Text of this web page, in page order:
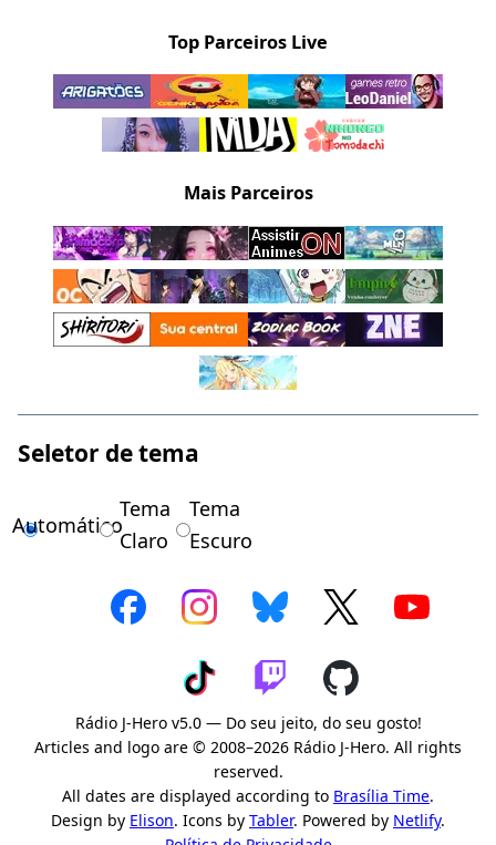
Top Parceiros Live
Mais Parceiros
Seletor de tema
Automático
Tema
Claro
Tema
Escuro
Rádio J-Hero v5.0 — Do seu jeito, do seu gosto!
Articles and logo are © 2008–2026 Rádio J-Hero. All rights
reserved.
All dates are displayed according to Brasília Time.
Design by Elison. Icons by Tabler. Powered by Netlify.